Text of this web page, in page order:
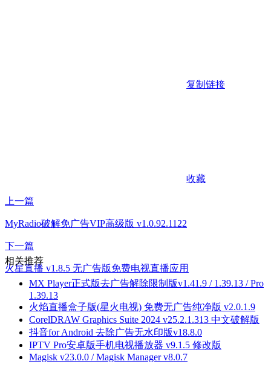
复制链接
收藏
上一篇
MyRadio破解免广告VIP高级版 v1.0.92.1122
下一篇
火星直播 v1.8.5 无广告版免费电视直播应用
相关推荐
MX Player正式版去广告解除限制版v1.41.9 / 1.39.13 / Pro
1.39.13
火焰直播盒子版(星火电视) 免费无广告纯净版 v2.0.1.9
CorelDRAW Graphics Suite 2024 v25.2.1.313 中文破解版
抖音for Android 去除广告无水印版v18.8.0
IPTV Pro安卓版手机电视播放器 v9.1.5 修改版
Magisk v23.0.0 / Magisk Manager v8.0.7